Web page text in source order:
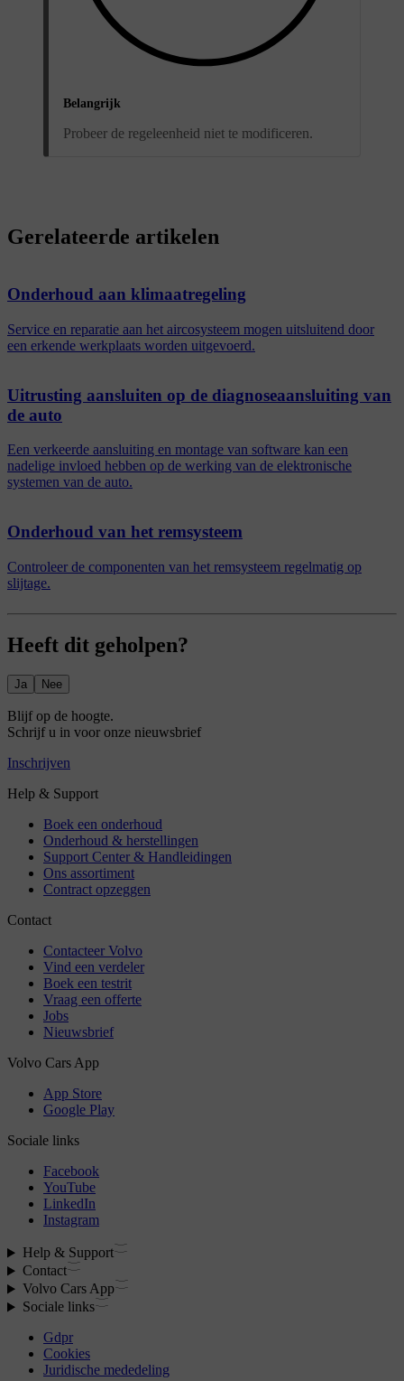
Belangrijk
Probeer de regeleenheid niet te modificeren.
Gerelateerde artikelen
Onderhoud aan klimaatregeling
Service en reparatie aan het aircosysteem mogen uitsluitend door
een erkende werkplaats worden uitgevoerd.
Uitrusting aansluiten op de diagnoseaansluiting van
de auto
Een verkeerde aansluiting en montage van software kan een
nadelige invloed hebben op de werking van de elektronische
systemen van de auto.
Onderhoud van het remsysteem
Controleer de componenten van het remsysteem regelmatig op
slijtage.
Heeft dit geholpen?
Ja Nee